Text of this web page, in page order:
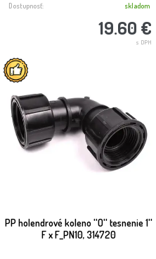
19.60 €
s DPH
Dostupnosť: skladom
PP holendrové koleno ''O'' tesnenie 1''
F x F_PN10, 314720